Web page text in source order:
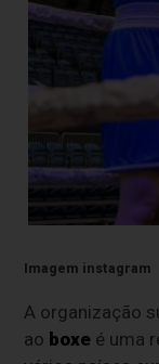
Imagem instagram
A organização
ao boxe é uma